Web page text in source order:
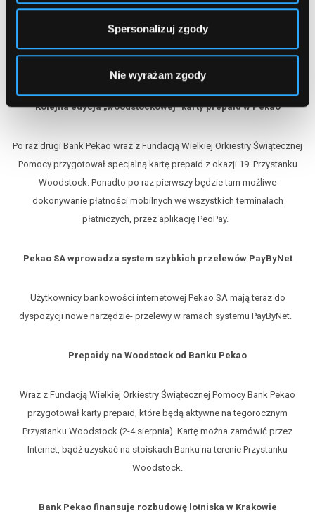
Spersonalizuj zgody
Nie wyrażam zgody
Artykuły powiązane
Kolejna edycja „woodstockowej” karty prepaid w Pekao
Po raz drugi Bank Pekao wraz z Fundacją Wielkiej Orkiestry Świątecznej
Pomocy przygotował specjalną kartę prepaid z okazji 19. Przystanku
Woodstock. Ponadto po raz pierwszy będzie tam możliwe
dokonywanie płatności mobilnych we wszystkich terminalach
płatniczych, przez aplikację PeoPay.
Pekao SA wprowadza system szybkich przelewów PayByNet
Użytkownicy bankowości internetowej Pekao SA mają teraz do
dyspozycji nowe narzędzie- przelewy w ramach systemu PayByNet.
Prepaidy na Woodstock od Banku Pekao
Wraz z Fundacją Wielkiej Orkiestry Świątecznej Pomocy Bank Pekao
przygotował karty prepaid, które będą aktywne na tegorocznym
Przystanku Woodstock (2-4 sierpnia). Kartę można zamówić przez
Internet, bądź uzyskać na stoiskach Banku na terenie Przystanku
Woodstock.
Bank Pekao finansuje rozbudowę lotniska w Krakowie